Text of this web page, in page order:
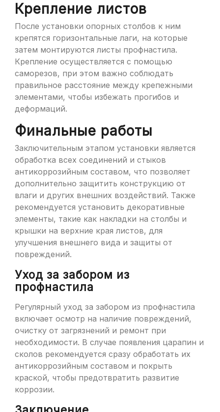
Крепление листов
После установки опорных столбов к ним
крепятся горизонтальные лаги, на которые
затем монтируются листы профнастила.
Крепление осуществляется с помощью
саморезов, при этом важно соблюдать
правильное расстояние между крепежными
элементами, чтобы избежать прогибов и
деформаций.
Финальные работы
Заключительным этапом установки является
обработка всех соединений и стыков
антикоррозийным составом, что позволяет
дополнительно защитить конструкцию от
влаги и других внешних воздействий. Также
рекомендуется установить декоративные
элементы, такие как накладки на столбы и
крышки на верхние края листов, для
улучшения внешнего вида и защиты от
повреждений.
Уход за забором из
профнастила
Регулярный уход за забором из профнастила
включает осмотр на наличие повреждений,
очистку от загрязнений и ремонт при
необходимости. В случае появления царапин и
сколов рекомендуется сразу обработать их
антикоррозийным составом и покрыть
краской, чтобы предотвратить развитие
коррозии.